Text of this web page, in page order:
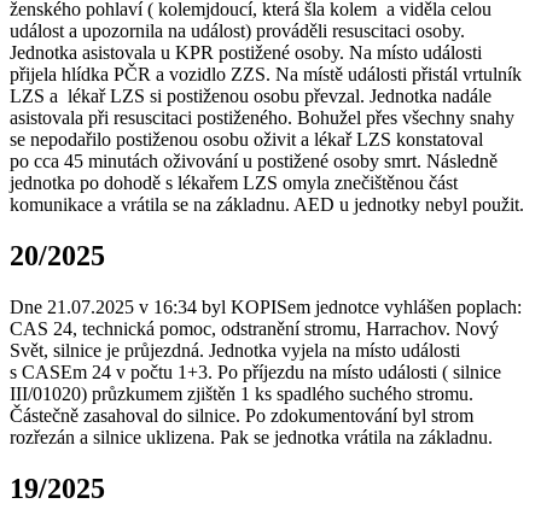
ženského pohlaví ( kolemjdoucí, která šla kolem a viděla celou
událost a upozornila na událost) prováděli resuscitaci osoby.
Jednotka asistovala u KPR postižené osoby. Na místo události
přijela hlídka PČR a vozidlo ZZS. Na místě události přistál vrtulník
LZS a lékař LZS si postiženou osobu převzal. Jednotka nadále
asistovala při resuscitaci postiženého. Bohužel přes všechny snahy
se nepodařilo postiženou osobu oživit a lékař LZS konstatoval
po cca 45 minutách oživování u postižené osoby smrt. Následně
jednotka po dohodě s lékařem LZS omyla znečištěnou část
komunikace a vrátila se na základnu. AED u jednotky nebyl použit.
20/2025
Dne 21.07.2025 v 16:34 byl KOPISem jednotce vyhlášen poplach:
CAS 24, technická pomoc, odstranění stromu, Harrachov. Nový
Svět, silnice je průjezdná. Jednotka vyjela na místo události
s CASEm 24 v počtu 1+3. Po příjezdu na místo události ( silnice
III/01020) průzkumem zjištěn 1 ks spadlého suchého stromu.
Částečně zasahoval do silnice. Po zdokumentování byl strom
rozřezán a silnice uklizena. Pak se jednotka vrátila na základnu.
19/2025